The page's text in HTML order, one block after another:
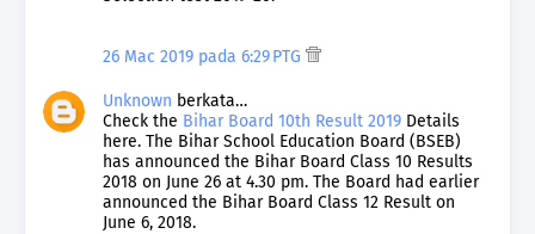
26 Mac 2019 pada 6:29 PTG
Unknown berkata…
Check the Bihar Board 10th Result 2019 Details
here. The Bihar School Education Board (BSEB)
has announced the Bihar Board Class 10 Results
2018 on June 26 at 4.30 pm. The Board had earlier
announced the Bihar Board Class 12 Result on
June 6, 2018.